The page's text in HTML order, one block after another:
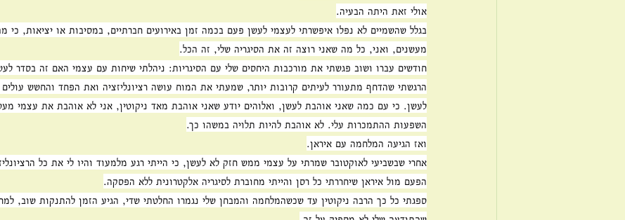
אולי זאת היתה הבעיה.
בגלל שהשמיים לא נפלו איפשרתי לעצמי לעשן פעם בכמה זמן באירועים חברתיים, במסיבות או יציאות, כי
מעשנים, ואני, כל מה שאני רוצה זה את הסיגריה שלי, זה הכל.
חודשים עברו ושוב פגשתי את מורכבות היחסים שלי עם הסיגריות: ניהלתי שיחות עם עצמי האם זה בסדר
הרגשתי שהדחף מתעורר לעיתים קרובות יותר, שמעתי את המוח עושה רציונליזציה ואת הפחד והחשש
לעשן. כי עם כמה שאני אוהבת לעשן, ואלוהים יודע שאני אוהבת מאד ניקוטין, אני לא אוהבת את עצמי
השפעות ההתמכרות עלי. לא אוהבת להיות תלויה במשהו כך.
ואז הגיעה המלחמה עם איראן.
אחרי שבשביעי לאוקטובר שמרתי על עצמי ממש חזק לא לעשן, כי הייתי רגע מלמעוד והיו לי את כל
הפעם מול איראן שיחררתי כל רסן והייתי מחוברת לסיגריה אלקטרונית ללא הפסקה.
ספגתי כל כך הרבה ניקוטין עד שכשהמלחמה והמבחן שלי נגמרו החלטתי שדי, הגיע הזמן להתנקות שוב,